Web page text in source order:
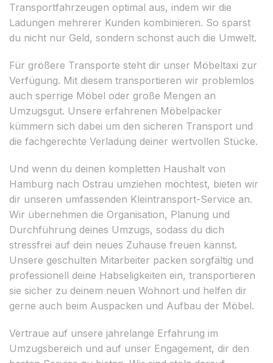
Transportfahrzeugen optimal aus, indem wir die
Ladungen mehrerer Kunden kombinieren. So sparst
du nicht nur Geld, sondern schonst auch die Umwelt.
Für größere Transporte steht dir unser Möbeltaxi zur
Verfügung. Mit diesem transportieren wir problemlos
auch sperrige Möbel oder große Mengen an
Umzugsgut. Unsere erfahrenen Möbelpacker
kümmern sich dabei um den sicheren Transport und
die fachgerechte Verladung deiner wertvollen Stücke.
Und wenn du deinen kompletten Haushalt von
Hamburg nach Ostrau umziehen möchtest, bieten wir
dir unseren umfassenden Kleintransport-Service an.
Wir übernehmen die Organisation, Planung und
Durchführung deines Umzugs, sodass du dich
stressfrei auf dein neues Zuhause freuen kannst.
Unsere geschulten Mitarbeiter packen sorgfältig und
professionell deine Habseligkeiten ein, transportieren
sie sicher zu deinem neuen Wohnort und helfen dir
gerne auch beim Auspacken und Aufbau der Möbel.
Vertraue auf unsere jahrelange Erfahrung im
Umzugsbereich und auf unser Engagement, dir den